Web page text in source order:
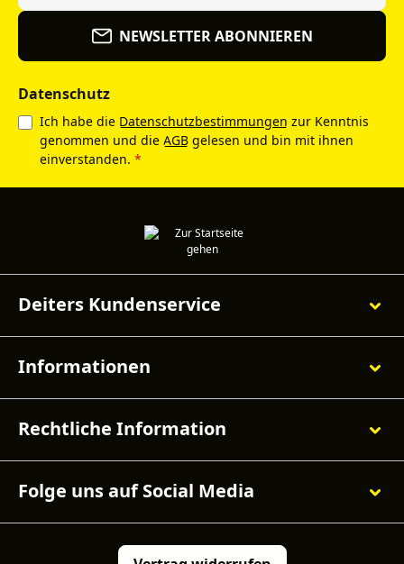
NEWSLETTER ABONNIEREN
Datenschutz
Ich habe die Datenschutzbestimmungen zur Kenntnis
genommen und die AGB gelesen und bin mit ihnen
einverstanden. *
Deiters Kundenservice
Informationen
Rechtliche Information
Folge uns auf Social Media